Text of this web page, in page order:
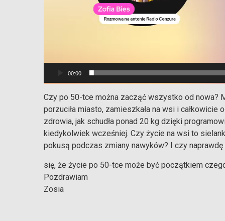
00:00
Czy po 50-tce można zacząć wszystko od nowa?
porzuciła miasto, zamieszkała na wsi i całkowicie
zdrowia, jak schudła ponad 20 kg dzięki
kiedykolwiek wcześniej. Czy życie na wsi to
pokusą podczas zmiany nawyków? I czy
się, że życie po 50-tce może być początkiem
Pozdrawiam
Zosia